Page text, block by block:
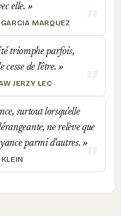
elle.
MARQUEZ
triomphe parfois,
cesse de l'être.
JERZY LEC
surtout lorsqu'elle
ne relève que
parmi d'autres.